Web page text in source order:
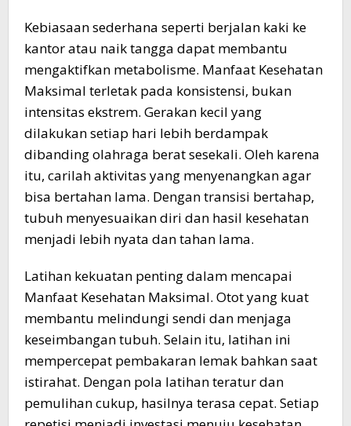
Kebiasaan sederhana seperti berjalan kaki ke
kantor atau naik tangga dapat membantu
mengaktifkan metabolisme. Manfaat Kesehatan
Maksimal terletak pada konsistensi, bukan
intensitas ekstrem. Gerakan kecil yang
dilakukan setiap hari lebih berdampak
dibanding olahraga berat sesekali. Oleh karena
itu, carilah aktivitas yang menyenangkan agar
bisa bertahan lama. Dengan transisi bertahap,
tubuh menyesuaikan diri dan hasil kesehatan
menjadi lebih nyata dan tahan lama.
Latihan kekuatan penting dalam mencapai
Manfaat Kesehatan Maksimal. Otot yang kuat
membantu melindungi sendi dan menjaga
keseimbangan tubuh. Selain itu, latihan ini
mempercepat pembakaran lemak bahkan saat
istirahat. Dengan pola latihan teratur dan
pemulihan cukup, hasilnya terasa cepat. Setiap